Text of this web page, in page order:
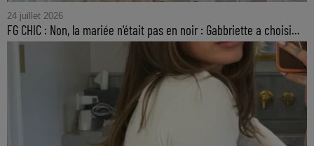
24 juillet 2026
FG CHIC : Non, la mariée n'était pas en noir : Gabbriette a choisi...